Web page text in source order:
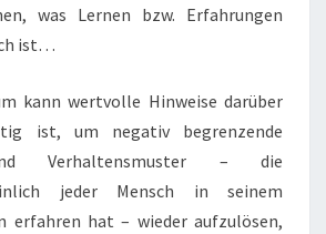
was Lernen bzw. Erfahrungen
ist…
kann wertvolle Hinweise darüber
ist, um negativ begrenzende
Verhaltensmuster – die
jeder Mensch in seinem
erfahren hat – wieder aufzulösen,